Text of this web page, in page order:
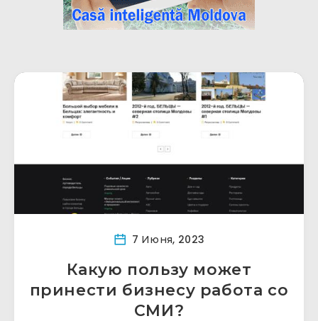
7 Июня, 2023
Какую пользу может
принести бизнесу работа со
СМИ?